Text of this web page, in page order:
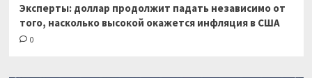
Эксперты: доллар продолжит падать независимо от
того, насколько высокой окажется инфляция в США
0